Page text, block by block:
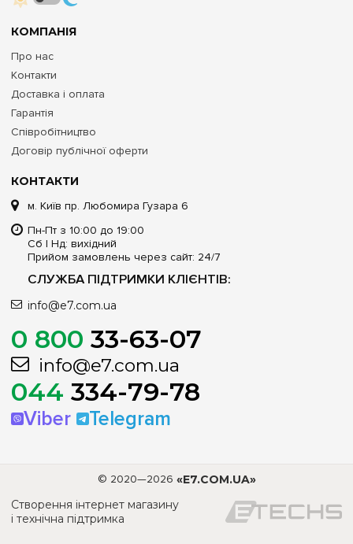
КОНТАКТИ
м. Київ пр. Любомира Гузара 6
Пн-Пт з 10:00 до 19:00
Сб | Нд: вихідний
Прийом замовлень через сайт: 24/7
СЛУЖБА ПІДТРИМКИ КЛІЄНТІВ:
info@e7.com.ua
0 800 33-63-07
info@e7.com.ua
044 334-79-78
Viber Telegram
КОМПАНІЯ
Про нас
Контакти
Доставка і оплата
Гарантія
Співробітництво
Договір публічної оферти
© 2020—2026 «E7.COM.UA»
Створення інтернет магазину
і технічна підтримка